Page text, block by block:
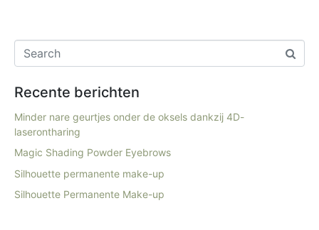
Recente berichten
Minder nare geurtjes onder de oksels dankzij 4D-
laserontharing
Magic Shading Powder Eyebrows
Silhouette permanente make-up
Silhouette Permanente Make-up